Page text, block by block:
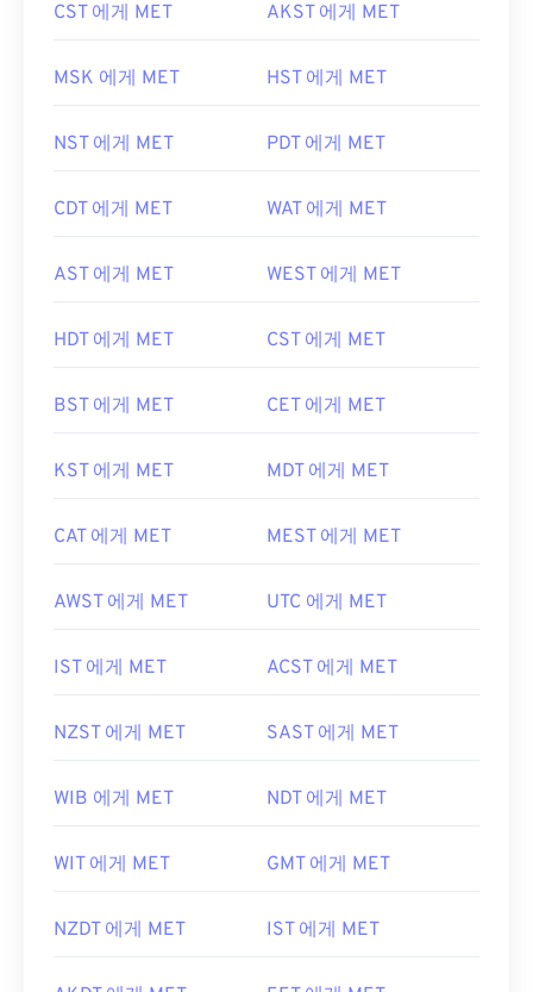
CST 에게 MET AKST 에게 MET
MSK 에게 MET HST 에게 MET
NST 에게 MET PDT 에게 MET
CDT 에게 MET WAT 에게 MET
AST 에게 MET WEST 에게 MET
HDT 에게 MET CST 에게 MET
BST 에게 MET CET 에게 MET
KST 에게 MET MDT 에게 MET
CAT 에게 MET MEST 에게 MET
AWST 에게 MET UTC 에게 MET
IST 에게 MET ACST 에게 MET
NZST 에게 MET SAST 에게 MET
WIB 에게 MET NDT 에게 MET
WIT 에게 MET GMT 에게 MET
NZDT 에게 MET IST 에게 MET